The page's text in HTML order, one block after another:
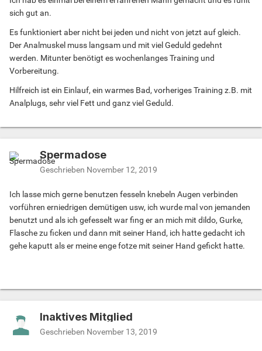
sich gut an.
Es funktioniert aber nicht bei jeden und nicht von jetzt auf gleich.
Der Analmuskel muss langsam und mit viel Geduld gedehnt
werden. Mitunter benötigt es wochenlanges Training und
Vorbereitung.
Hilfreich ist ein Einlauf, ein warmes Bad, vorheriges Training z.B. mit
Analplugs, sehr viel Fett und ganz viel Geduld.
Spermadose
Geschrieben November 12, 2019
Ich lasse mich gerne benutzen fesseln knebeln Augen verbinden
vorführen erniedrigen demütigen usw, ich wurde mal von jemanden
benutzt und als ich gefesselt war fing er an mich mit dildo, Gurke,
Flasche zu ficken und dann mit seiner Hand, ich hatte gedacht ich
gehe kaputt als er meine enge fotze mit seiner Hand gefickt hatte.
Inaktives Mitglied
Geschrieben November 13, 2019